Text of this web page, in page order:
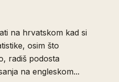
na hrvatskom kad si
osim što
radiš podosta
na engleskom...